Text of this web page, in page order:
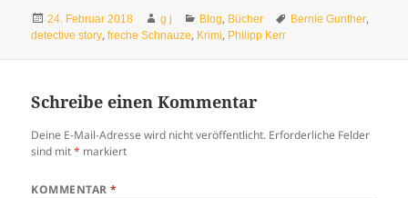
Veröffentlicht
am
24. Februar 2018 Autor
g j Kategorien
Blog, Bücher Schlagwörter
Bernie Gunther,
detective story,freche Schnauze, Krimi, Philipp Kerr
Schreibe einen Kommentar
Deine E-Mail-Adresse wird nicht veröffentlicht. Erforderliche Felder
sind mit* markiert
KOMMENTAR*